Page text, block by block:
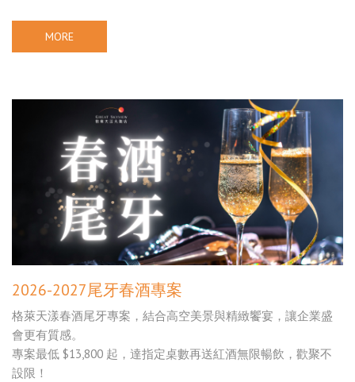
MORE
2026-2027尾牙春酒專案
格萊天漾春酒尾牙專案，結合高空美景與精緻饗宴，讓企業盛
會更有質感。
專案最低 $13,800 起，達指定桌數再送紅酒無限暢飲，歡聚不
設限！